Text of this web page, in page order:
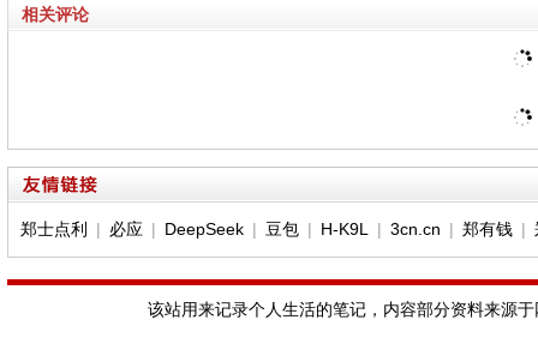
相关评论
郑士点利 | 必应 | DeepSeek| 豆包| H-K9L | 3cn.cn | 郑有钱|
该站用来记录个人生活的笔记，内容部分资料来源